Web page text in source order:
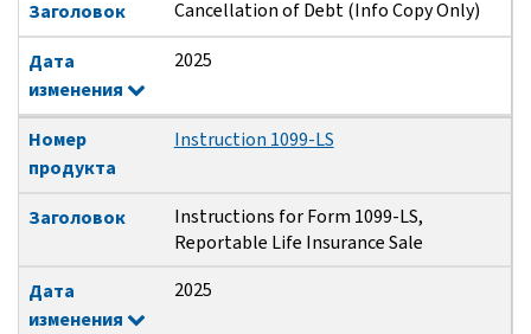
Заголовок Cancellation of Debt (Info Copy Only)
Дата
изменения
2025
Номер
продукта
Instruction 1099-LS
Заголовок
Instructions for Form 1099-LS,
Reportable Life Insurance Sale
Дата
изменения
2025